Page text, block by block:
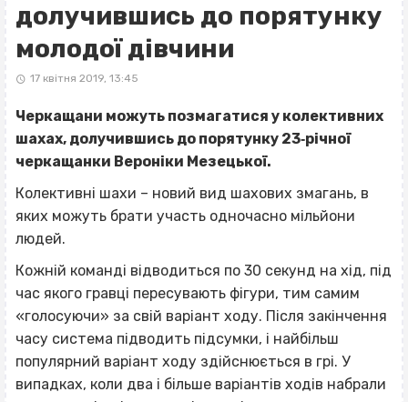
долучившись до порятунку
молодої дівчини
17 квітня 2019, 13:45
Черкащани можуть позмагатися у колективних
шахах, долучившись до порятунку 23‐річної
черкащанки Вероніки Мезецької.
Колективні шахи – новий вид шахових змагань, в
яких можуть брати участь одночасно мільйони
людей.
Кожній команді відводиться по 30 секунд на хід, під
час якого гравці пересувають фігури, тим самим
«голосуючи» за свій варіант ходу. Після закінчення
часу система підводить підсумки, і найбільш
популярний варіант ходу здійснюється в грі. У
випадках, коли два і більше варіантів ходів набрали